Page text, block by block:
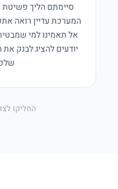
סיימתם הליך
המערכת עדיין רואה
יודעים להציג לבנק
החליקו